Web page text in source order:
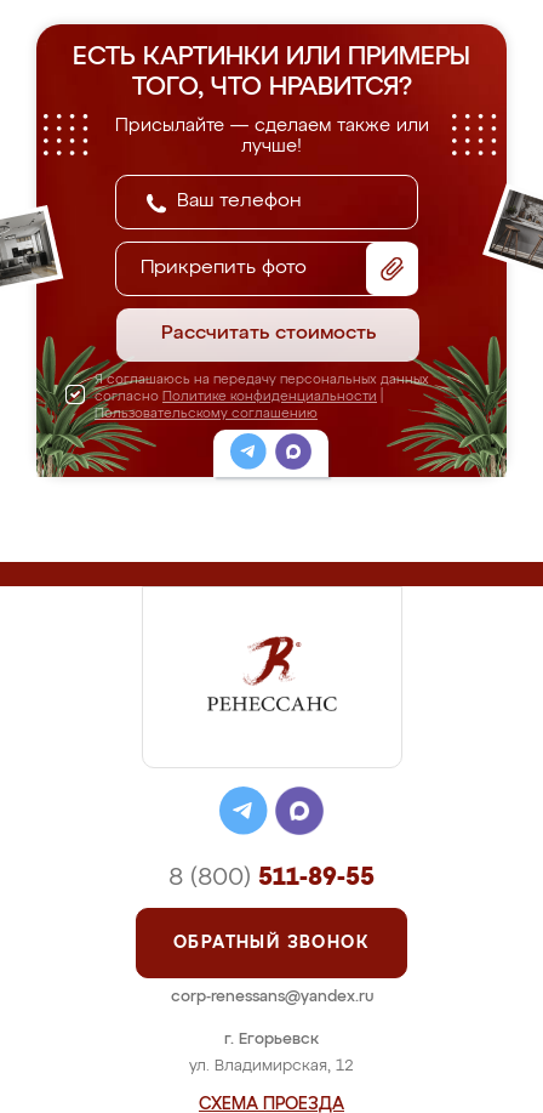
ЕСТЬ КАРТИНКИ ИЛИ ПРИМЕРЫ
ТОГО, ЧТО НРАВИТСЯ?
Присылайте — сделаем также или
лучше!
Прикрепить фото
Рассчитать стоимость
Я соглашаюсь на передачу персональных данных
согласно Политике конфиденциальности
Пользовательскому соглашению
г. Егорьевск
ул. Владимирская, 12
СХЕМА ПРОЕЗДА
8 (800) 511-89-55
ОБРАТНЫЙ ЗВОНОК
corp-renessans@yandex.ru